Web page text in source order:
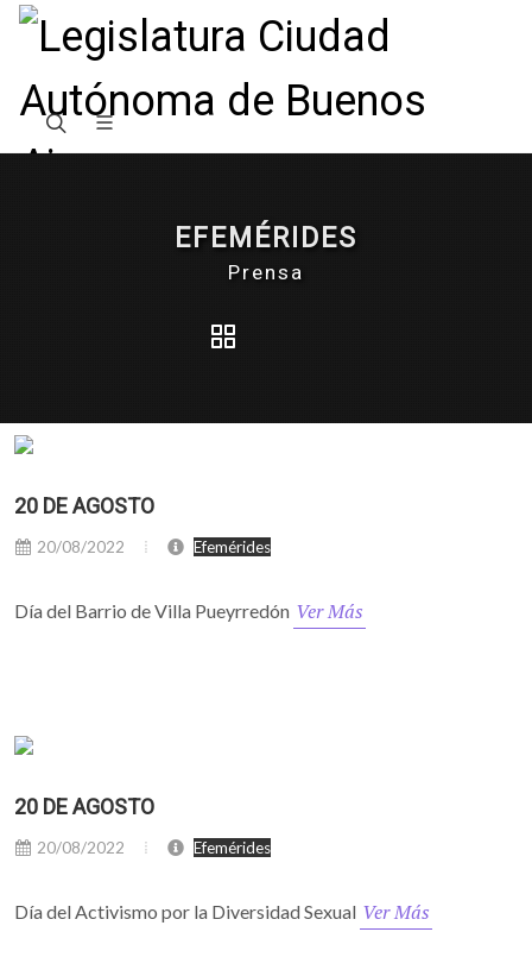
EFEMÉRIDES
Prensa
20 DE AGOSTO
20/08/2022 Efemérides
Día del Barrio de Villa Pueyrredón Ver Más
20 DE AGOSTO
20/08/2022 Efemérides
Día del Activismo por la Diversidad Sexual Ver Más